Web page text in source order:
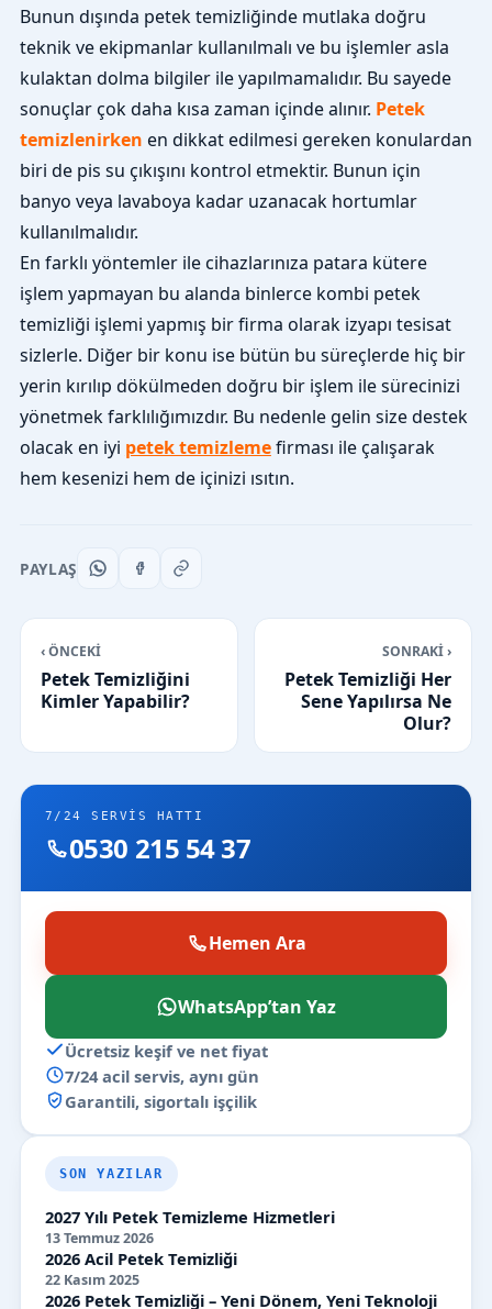
Bunun dışında petek temizliğinde mutlaka doğru
teknik ve ekipmanlar kullanılmalı ve bu işlemler asla
kulaktan dolma bilgiler ile yapılmamalıdır. Bu sayede
sonuçlar çok daha kısa zaman içinde alınır. Petek
temizlenirken en dikkat edilmesi gereken konulardan
biri de pis su çıkışını kontrol etmektir. Bunun için
banyo veya lavaboya kadar uzanacak hortumlar
kullanılmalıdır.
En farklı yöntemler ile cihazlarınıza patara kütere
işlem yapmayan bu alanda binlerce kombi petek
temizliği işlemi yapmış bir firma olarak izyapı tesisat
sizlerle. Diğer bir konu ise bütün bu süreçlerde hiç bir
yerin kırılıp dökülmeden doğru bir işlem ile sürecinizi
yönetmek farklılığımızdır. Bu nedenle gelin size destek
olacak en iyi petek temizlemefirması ile çalışarak
hem kesenizi hem de içinizi ısıtın.
PAYLAŞ
‹ ÖNCEKİ
Petek Temizliğini
Kimler Yapabilir?
SONRAKİ ›
Petek Temizliği Her
Sene Yapılırsa Ne
Olur?
7/24 SERVIS HATTI
0530 215 54 37
Hemen Ara
WhatsApp’tan Yaz
Ücretsiz keşif ve net fiyat
7/24 acil servis, aynı gün
Garantili, sigortalı işçilik
SON YAZILAR
2027 Yılı Petek Temizleme Hizmetleri
13 Temmuz 2026
2026 Acil Petek Temizliği
22 Kasım 2025
2026 Petek Temizliği – Yeni Dönem, Yeni Teknoloji